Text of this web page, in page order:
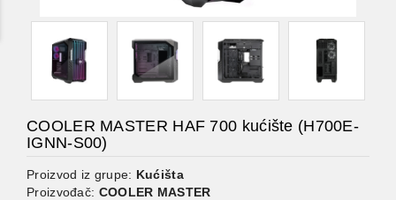
COOLER MASTER HAF 700 kućište (H700E-
IGNN-S00)
Proizvod iz grupe: Kućišta
Proizvođač: COOLER MASTER